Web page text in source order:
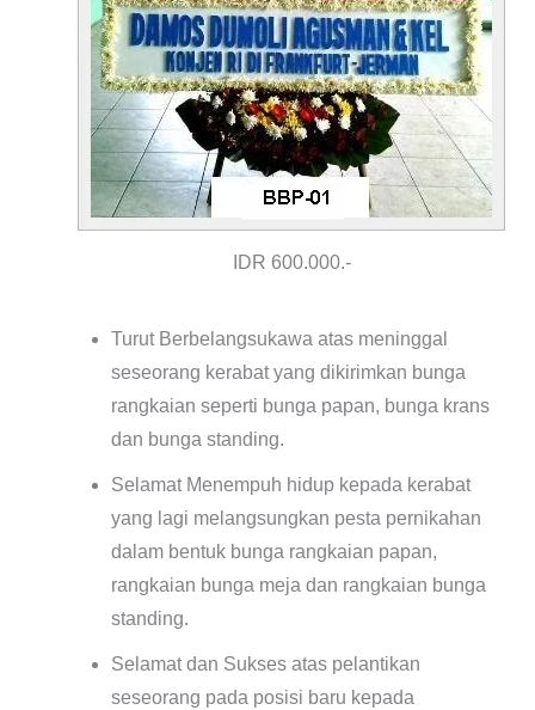
IDR 600.000.-
Turut Berbelangsukawa atas meninggal
seseorang kerabat yang dikirimkan bunga
rangkaian seperti bunga papan, bunga krans
dan bunga standing.
Selamat Menempuh hidup kepada kerabat
yang lagi melangsungkan pesta pernikahan
dalam bentuk bunga rangkaian papan,
rangkaian bunga meja dan rangkaian bunga
standing.
Selamat dan Sukses atas pelantikan
seseorang pada posisi baru kepada